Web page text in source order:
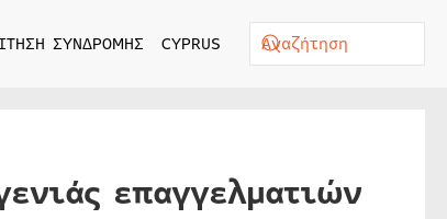
ΣΥΝΔΡΟΜΗΣ CYPRUS
επαγγελματιών